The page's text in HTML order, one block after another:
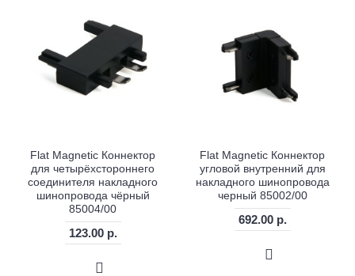
Flat Magnetic Коннектор
для четырёхстороннего
соединителя накладного
шинопровода чёрный
85004/00
123.00 р.
Flat Magnetic Коннектор
угловой внутренний для
накладного шинопровода
черный 85002/00
692.00 р.